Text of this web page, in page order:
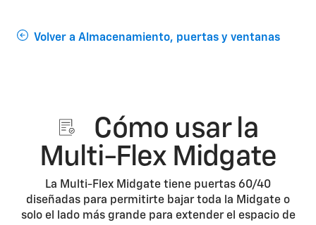
Volver a Almacenamiento, puertas y ventanas
Cómo usar la
Multi-Flex Midgate
La Multi-Flex Midgate tiene puertas 60/40
diseñadas para permitirte bajar toda la Midgate o
solo el lado más grande para extender el espacio de